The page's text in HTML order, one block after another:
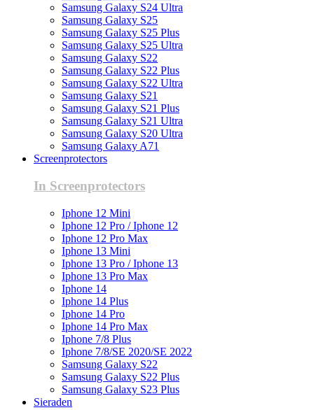
Samsung Galaxy S24 Ultra
Samsung Galaxy S25
Samsung Galaxy S25 Plus
Samsung Galaxy S25 Ultra
Samsung Galaxy S22
Samsung Galaxy S22 Plus
Samsung Galaxy S22 Ultra
Samsung Galaxy S21
Samsung Galaxy S21 Plus
Samsung Galaxy S21 Ultra
Samsung Galaxy S20 Ultra
Samsung Galaxy A71
Screenprotectors
In Screenprotectors
Iphone 12 Mini
Iphone 12 Pro / Iphone 12
Iphone 12 Pro Max
Iphone 13 Mini
Iphone 13 Pro / Iphone 13
Iphone 13 Pro Max
Iphone 14
Iphone 14 Plus
Iphone 14 Pro
Iphone 14 Pro Max
Iphone 7/8 Plus
Iphone 7/8/SE 2020/SE 2022
Samsung Galaxy S22
Samsung Galaxy S22 Plus
Samsung Galaxy S23 Plus
Sieraden